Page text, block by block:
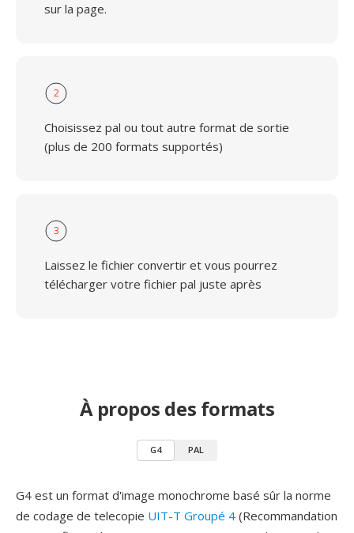
sur la page.
2
Choisissez pal ou tout autre format de sortie
(plus de 200 formats supportés)
3
Laissez le fichier convertir et vous pourrez
télécharger votre fichier pal juste après
À propos des formats
G4 PAL
G4 est un format d'image monochrome basé sûr la norme
de codage de telecopie UIT-T Groupé 4 (Recommandation